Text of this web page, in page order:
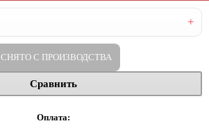
СНЯТО С ПРОИЗВОДСТВА
Сравнить
Оплата: